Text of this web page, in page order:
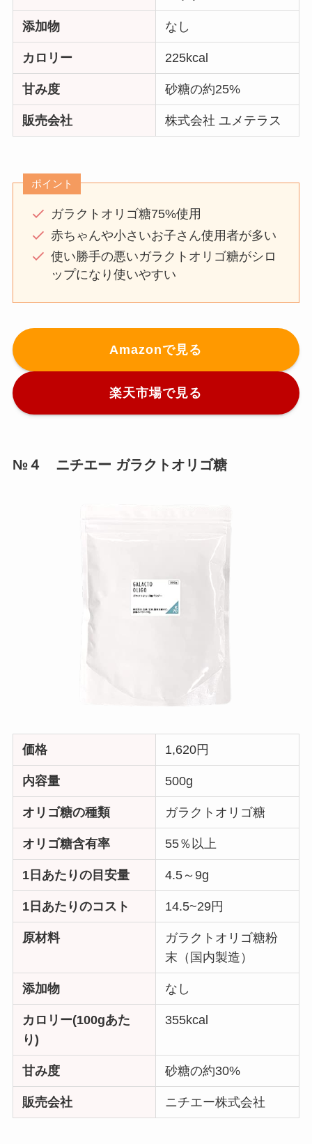
添加物 なし
カロリー 225kcal
甘み度 砂糖の約25%
販売会社 株式会社 ユメテラス
ポイント
ガラクトオリゴ糖75%使用
赤ちゃんや小さいお子さん使用者が多い
使い勝手の悪いガラクトオリゴ糖がシロ
ップになり使いやすい
Amazonで見る
楽天市場で見る
№４ ニチエー ガラクトオリゴ糖
価格 1,620円
内容量 500g
オリゴ糖の種類 ガラクトオリゴ糖
オリゴ糖含有率 55％以上
1日あたりの目安量 4.5～9g
1日あたりのコスト 14.5~29円
原材料
ガラクトオリゴ糖粉
末（国内製造）
添加物 なし
カロリー(100gあた
り)
355kcal
甘み度 砂糖の約30%
販売会社 ニチエー株式会社